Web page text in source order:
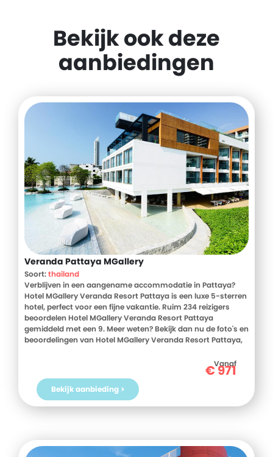
Bekijk ook deze
aanbiedingen
Veranda Pattaya MGallery
Soort:thailand
Verblijven in een aangename accommodatie in Pattaya?
Hotel MGallery Veranda Resort Pattaya is een luxe 5-sterren
hotel, perfect voor een fijne vakantie. Ruim 234 reizigers
beoordelen Hotel MGallery Veranda Resort Pattaya
gemiddeld met een 9. Meer weten? Bekijk dan nu de foto's en
beoordelingen van Hotel MGallery Veranda Resort Pattaya,
in Thailand? Boek jouw vakantie naar Hotel MGalleryVanaf
€971
Bekijk aanbieding >